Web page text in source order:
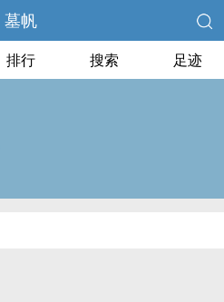
墓帆
排行 搜索 足迹